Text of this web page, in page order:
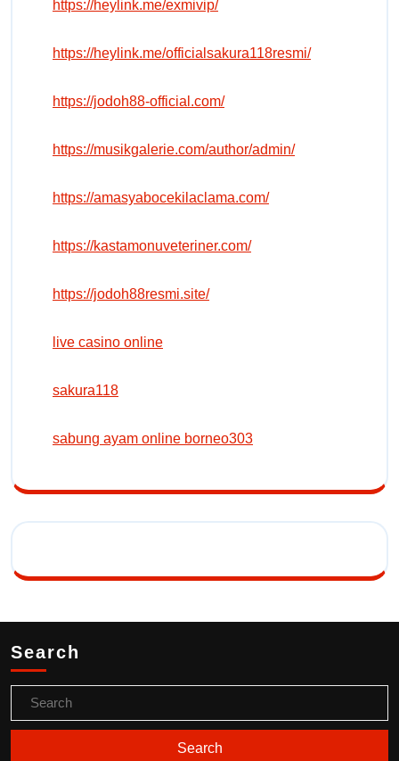
https://heylink.me/exmivip/
https://heylink.me/officialsakura118resmi/
https://jodoh88-official.com/
https://musikgalerie.com/author/admin/
https://amasyabocekilaclama.com/
https://kastamonuveteriner.com/
https://jodoh88resmi.site/
live casino online
sakura118
sabung ayam online borneo303
Search